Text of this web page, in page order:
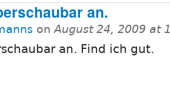
an.
onAugust 24, 2009 at
an. Find ich gut.